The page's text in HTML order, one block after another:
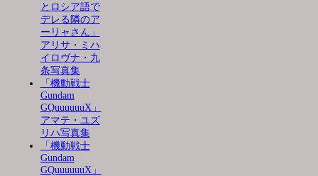
とロシア語で
デレる隣のア
ーリャさん」
アリサ・ミハ
イロヴナ・九
条写真集
「機動戦士
Gundam
GQuuuuuuX」
アマテ・ユズ
リハ写真集
「機動戦士
Gundam
GQuuuuuuX」